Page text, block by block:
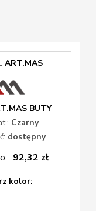
ART.MAS
BUTY
Czarny
dostępny
92,32 zł
kolor: